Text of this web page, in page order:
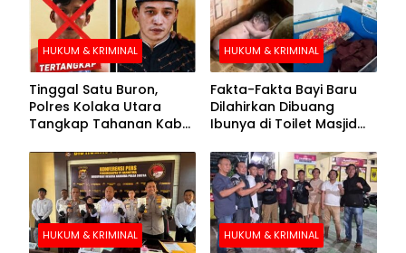
HUKUM & KRIMINAL
Tinggal Satu Buron,
Polres Kolaka Utara
Tangkap Tahanan Kabur
Pengejaran
HUKUM & KRIMINAL
Fakta-Fakta Bayi Baru
Dilahirkan Dibuang
Ibunya di Toilet Masjid
HUKUM & KRIMINAL HUKUM & KRIMINAL